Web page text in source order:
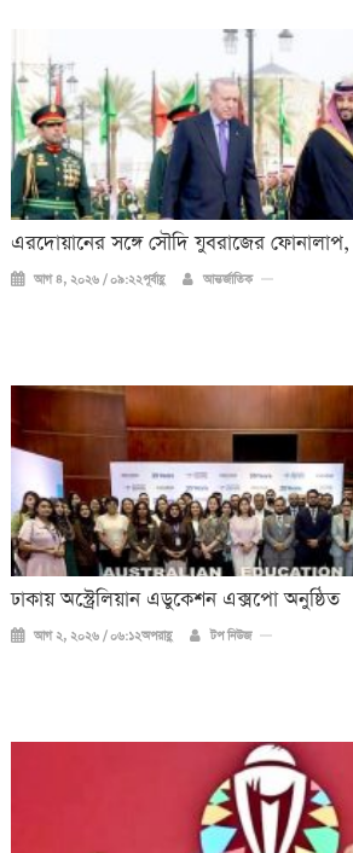
এরদোয়ানের সঙ্গে সৌদি যুবরাজের
আগ ৪, ২০২৬ / ০৯:২২পূর্বাহ্ণ আন্তর্জাতিক
ঢাকায় অস্ট্রেলিয়ান এডুকেশন এক্সপো অনুষ্ঠিত
আগ ২, ২০২৬ / ০৬:১২অপরাহ্ণ টপ নিউজ